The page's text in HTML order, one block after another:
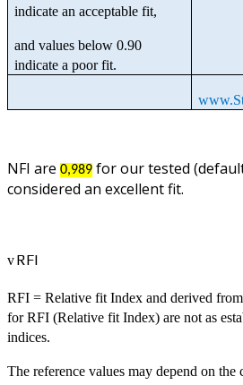
indicate an acceptable fit,
and values below 0.90
indicate a poor fit.
NFI are 0,989 for our tested
considered an excellent fit.
vRFI
RFI = Relative fit Index and derived
for RFI (Relative fit Index) are not as
indices.
The reference values may depend on